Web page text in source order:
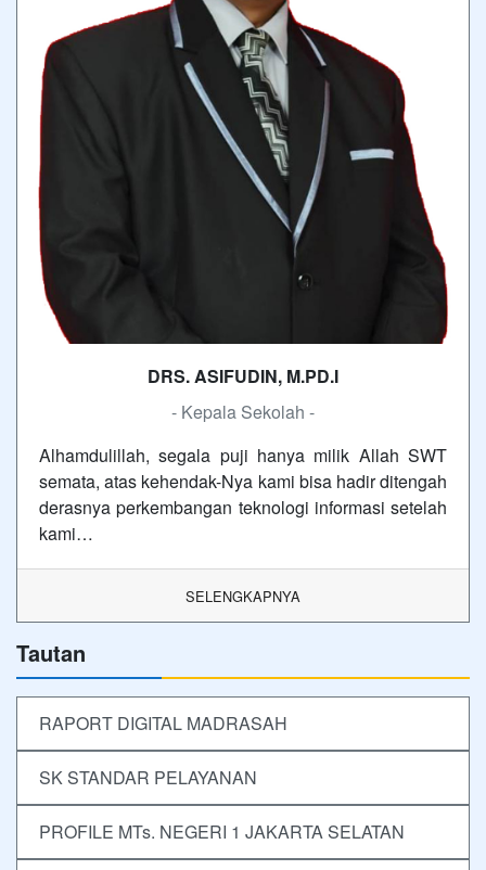
DRS. ASIFUDIN, M.PD.I
- Kepala Sekolah -
Alhamdulillah, segala puji hanya milik Allah SWT
semata, atas kehendak-Nya kami bisa hadir ditengah
derasnya perkembangan teknologi informasi setelah
kami…
SELENGKAPNYA
Tautan
RAPORT DIGITAL MADRASAH
SK STANDAR PELAYANAN
PROFILE MTs. NEGERI 1 JAKARTA SELATAN